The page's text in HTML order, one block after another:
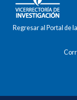
Regresar al Portal de